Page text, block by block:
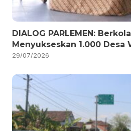
DIALOG PARLEMEN:
Menyukseskan 1.000 Desa
29/07/2026